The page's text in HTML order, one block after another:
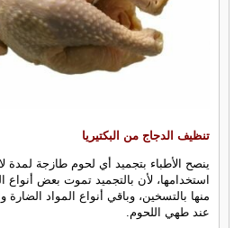
تنظيف الدجاج من البكتيريا
استخدامها، لأن بالتجميد تموت بعض أنواع
منها بالتسخين، وباقي أنواع المواد الضارة
عند طهي اللحوم.